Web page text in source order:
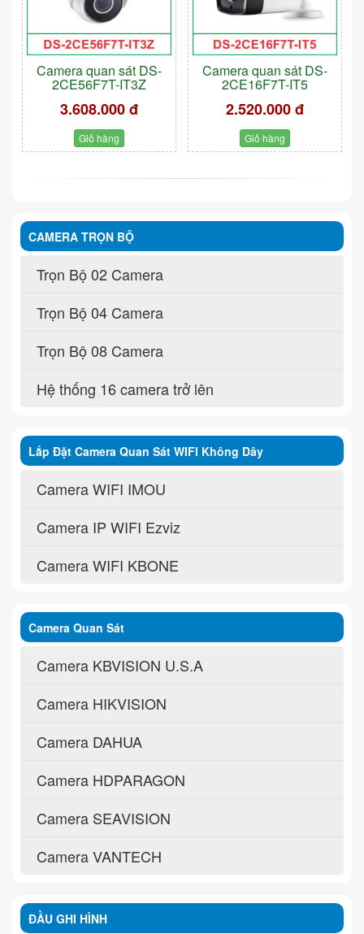
Camera quan sát DS-
2CE56F7T-IT3Z
3.608.000 đ
Giỏ hàng
Camera quan sát DS-
2CE16F7T-IT5
2.520.000 đ
Giỏ hàng
CAMERA TRỌN BỘ
Trọn Bộ 02 Camera
Trọn Bộ 04 Camera
Trọn Bộ 08 Camera
Hệ thống 16 camera trở lên
Lắp Đặt Camera Quan Sát WIFI Không Dây
Camera WIFI IMOU
Camera IP WIFI Ezviz
Camera WIFI KBONE
Camera Quan Sát
Camera KBVISION U.S.A
Camera HIKVISION
Camera DAHUA
Camera HDPARAGON
Camera SEAVISION
Camera VANTECH
ĐẦU GHI HÌNH